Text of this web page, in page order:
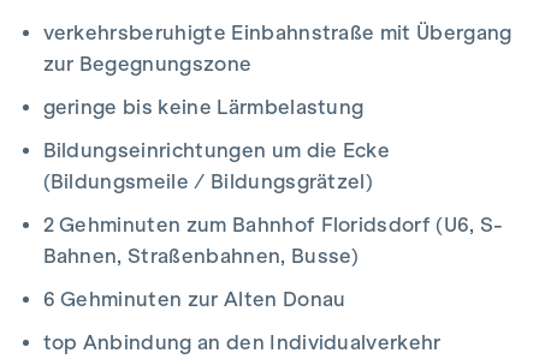
Die 47 freien Objekte sind noch in vielen Wohnungsgrößen
verfügbar und beinhalten allesamt eine Freifläche in Form
von einer Loggia, einem Balkon, einem Eigengarten oder
einer Terrasse und einem versperrbaren Kellerabteil.
Weitere Infos entnehmen Sie gerne aus unserer Projekt-
Website:www.fahrbachgasse6-8.at
VEREINBAREN SIE NOCH HEUTE EINEN
BESICHTIGUNGSTERMIN
NEBENKOSTEN
Mit der Wohnungseigentumsbegründung,
verkehrsberuhigte Einbahnstraße mit Übergang
zur Begegnungszone
geringe bis keine Lärmbelastung
Bildungseinrichtungen um die Ecke
(Bildungsmeile / Bildungsgrätzel)
2 Gehminuten zum Bahnhof Floridsdorf (U6, S-
Bahnen, Straßenbahnen, Busse)
6 Gehminuten zur Alten Donau
top Anbindung an den Individualverkehr